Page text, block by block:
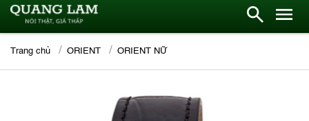
Trang chủ ORIENT ORIENT NỮ